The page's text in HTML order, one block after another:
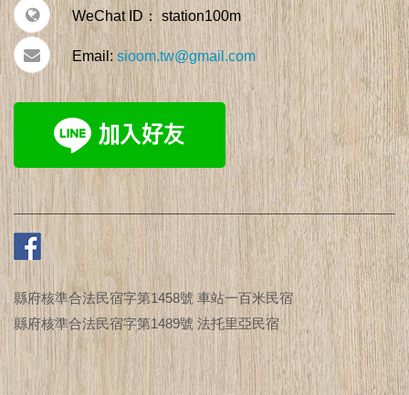
WeChat ID： station100m
Email: sioom.tw@gmail.com
縣府核準合法民宿字第1458號 車站一百米民宿
縣府核準合法民宿字第1489號 法托里亞民宿